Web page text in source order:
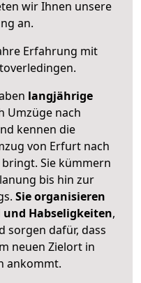
wir Ihnen unsere
an.
Erfahrung mit
.
langjährige
Umzüge nach
kennen die
von Erfurt nach
Sie kümmern
bis hin zur
Sie organisieren
Habseligkeiten,
sorgen dafür, dass
neuen Zielort in
ankommt.